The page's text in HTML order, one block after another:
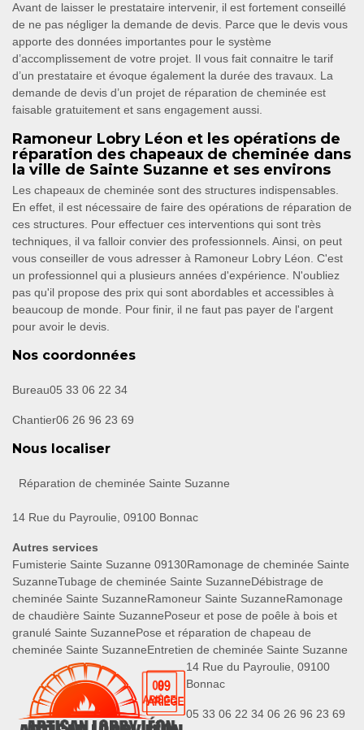
Avant de laisser le prestataire intervenir, il est fortement conseillé
de ne pas négliger la demande de devis. Parce que le devis vous
apporte des données importantes pour le système
d’accomplissement de votre projet. Il vous fait connaitre le tarif
d’un prestataire et évoque également la durée des travaux. La
demande de devis d’un projet de réparation de cheminée est
faisable gratuitement et sans engagement aussi.
Ramoneur Lobry Léon et les opérations de
réparation des chapeaux de cheminée dans
la ville de Sainte Suzanne et ses environs
Les chapeaux de cheminée sont des structures indispensables.
En effet, il est nécessaire de faire des opérations de réparation de
ces structures. Pour effectuer ces interventions qui sont très
techniques, il va falloir convier des professionnels. Ainsi, on peut
vous conseiller de vous adresser à Ramoneur Lobry Léon. C'est
un professionnel qui a plusieurs années d'expérience. N'oubliez
pas qu'il propose des prix qui sont abordables et accessibles à
beaucoup de monde. Pour finir, il ne faut pas payer de l'argent
pour avoir le devis.
Nos coordonnées
Bureau05 33 06 22 34
Chantier06 26 96 23 69
Nous localiser
Réparation de cheminée Sainte Suzanne
14 Rue du Payroulie, 09100 Bonnac
Autres services
Fumisterie Sainte Suzanne 09130Ramonage de cheminée Sainte
SuzanneTubage de cheminée Sainte SuzanneDébistrage de
cheminée Sainte SuzanneRamoneur Sainte SuzanneRamonage
de chaudière Sainte SuzannePoseur et pose de poêle à bois et
granulé Sainte SuzannePose et réparation de chapeau de
cheminée Sainte SuzanneEntretien de cheminée Sainte Suzanne
14 Rue du Payroulie, 09100
Bonnac
05 33 06 22 34 06 26 96 23 69